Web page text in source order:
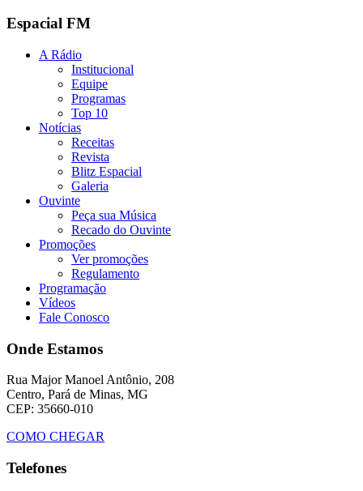
Espacial FM
A Rádio
Institucional
Equipe
Programas
Top 10
Notícias
Receitas
Revista
Blitz Espacial
Galeria
Ouvinte
Peça sua Música
Recado do Ouvinte
Promoções
Ver promoções
Regulamento
Programação
Vídeos
Fale Conosco
Onde Estamos
Rua Major Manoel Antônio, 208
Centro, Pará de Minas, MG
CEP: 35660-010
COMO CHEGAR
Telefones